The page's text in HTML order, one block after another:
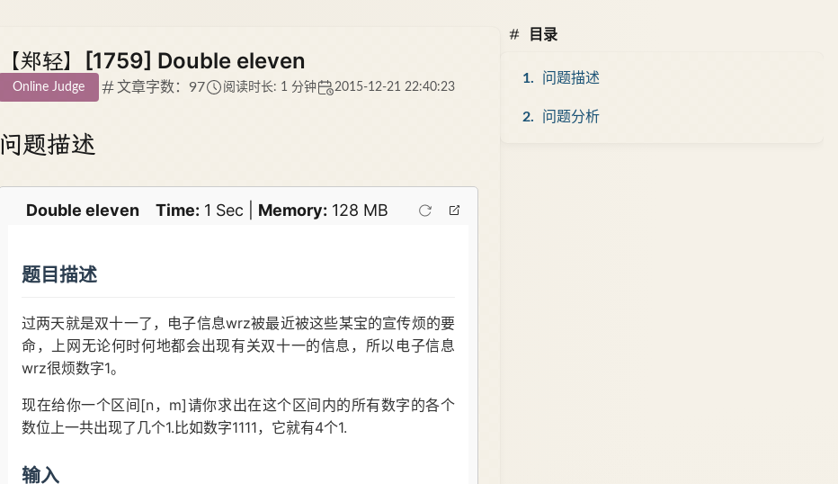
目录
问题描述
问题分析
【郑轻】[1759] Double eleven
Online Judge 文章字数：97 阅读时长: 1 分钟 2015-12-21 22:40:23
问题描述
Double eleven Time: 1 Sec | Memory: 128 MB